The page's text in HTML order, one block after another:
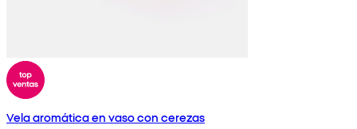
Vela aromática en vaso con cerezas